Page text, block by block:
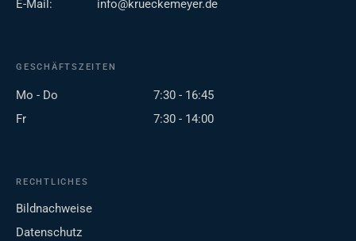
E-Mail:
info@krueckemeyer.de
GESCHÄFTSZEITEN
Mo - Do
7:30 - 16:45
Fr
7:30 - 14:00
RECHTLICHES
Bildnachweise
Datenschutz